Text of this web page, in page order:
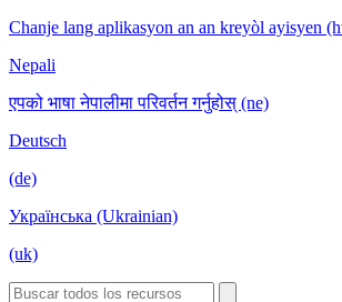
Chanje lang aplikasyon an an kreyòl ayisyen
Nepali
एपको भाषा नेपालीमा परिवर्तन गर्नुहोस् (ne)
Deutsch
(de)
Українська (Ukrainian)
(uk)